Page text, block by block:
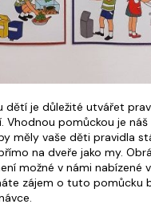
dětí je důležité utvářet
Vhodnou pomůckou je
měly vaše děti pravidla
na dveře jako my.
možné v námi nabízené
zájem o tuto pomůcku